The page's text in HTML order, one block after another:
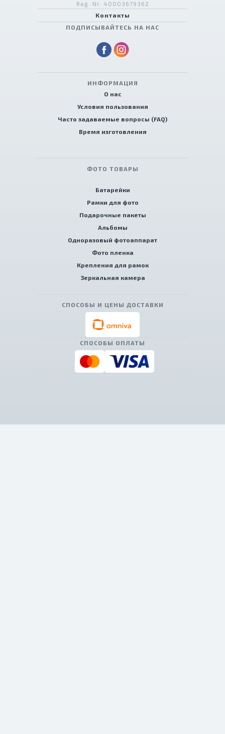
Reģ. Nr. 40003679362
Контакты
ПОДПИСЫВАЙТЕСЬ НА НАС
ИНФОРМАЦИЯ
О нас
Условия пользования
Часто задаваемые вопросы (FAQ)
Время изготовления
ФОТО ТОВАРЫ
Батарейки
Рамки для фото
Подарочные пакеты
Альбомы
Одноразовый фотоаппарат
Фото пленка
Крепления для рамок
Зеркальная камера
СПОСОБЫ И ЦЕНЫ ДОСТАВКИ
СПОСОБЫ ОПЛАТЫ